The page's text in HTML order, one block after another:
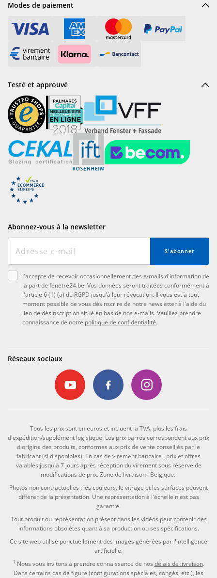
Modes de paiement
Testé et approuvé
Abonnez-vous à la newsletter
S'abonner
J'accepte de recevoir occasionnellement des e-mails d'information de
la part de fenetre24.be. Vos données seront traitées conformément à
l'article 6 (1) (a) du RGPD jusqu'à leur révocation. Il vous est à tout
moment possible de vous désinscrire de notre newsletter à l'aide du
lien de désinscription situé en bas de nos e-mails. Veuillez prendre
connaissance de notre politique de confidentialité.
Réseaux sociaux
Tous les prix sont en euros et incluent la TVA, plus les frais
d'expédition/supplément logistique. Les prix barrés correspondent aux prix
d'origine des produits, conformes aux prix de vente conseillés par le
fabricant (si disponibles). En cas de virement bancaire : prix et offres
valables jusqu'à 7 jours après réception du virement sous réserve de
modifications de prix. Zone de livraison : Belgique.
Photos non contractuelles : les couleurs, le vitrage et les surfaces peuvent
différer de la présentation. Une représentation à l'échelle n'est pas
garantie.
Tout produit ou représentation présent dans les vidéos peut contenir des
informations obsolètes quant à sa production ou ses spécifications.
Ce site web utilise ponctuellement des images générées par l'intelligence
artificielle.
1 Nous vous invitons à prendre connaissance de nos délais de livraison.
Dans certains cas de figure (configurations spéciales, congés, etc.), les